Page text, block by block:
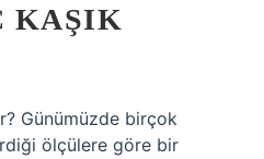
KAŞIK
Günümüzde birçok
ölçülere göre bir